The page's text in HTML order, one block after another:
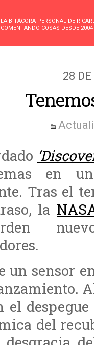
LA BITÁCORA PERSONAL DE
COMENTANDO COSAS DESDE 2004
28
en
Tras el
la
un sensor
el
del